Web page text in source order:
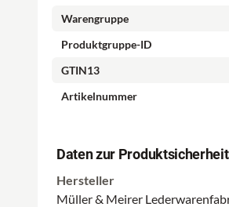
* Innenfutter aus Polyester
* ein Reißverschlussfach
Warengruppe
Produktgruppe-ID
GTIN13
Artikelnummer
Daten zur
Hersteller
Müller & Meirer